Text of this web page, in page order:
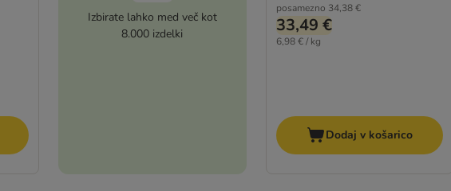
Izbirate lahko med več kot
8.000 izdelki
posamezno 34,38 €
33,49 €
6,98 € / kg
Dodaj v košarico